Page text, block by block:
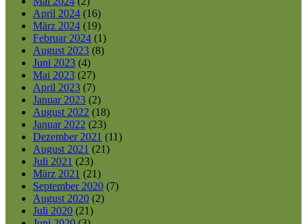
April 2024 (16)
März 2024 (19)
Februar 2024 (1)
August 2023 (8)
Juni 2023 (4)
Mai 2023 (27)
April 2023 (7)
Januar 2023 (2)
August 2022 (18)
Januar 2022 (23)
Dezember 2021 (11)
August 2021 (21)
Juli 2021 (23)
März 2021 (21)
September 2020 (7)
August 2020 (2)
Juli 2020 (21)